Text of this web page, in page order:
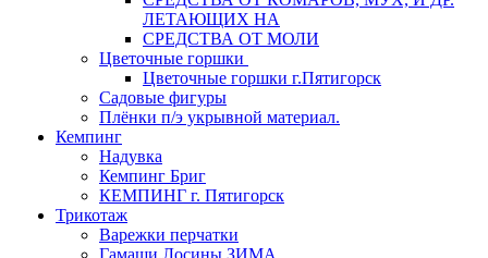
ЛЕТАЮЩИХ НА
СРЕДСТВА ОТ МОЛИ
Цветочные горшки
Цветочные горшки г.Пятигорск
Садовые фигуры
Плёнки п/э укрывной материал.
Кемпинг
Надувка
Кемпинг Бриг
КЕМПИНГ г. Пятигорск
Трикотаж
Варежки перчатки
Гамаши,Лосины ЗИМА